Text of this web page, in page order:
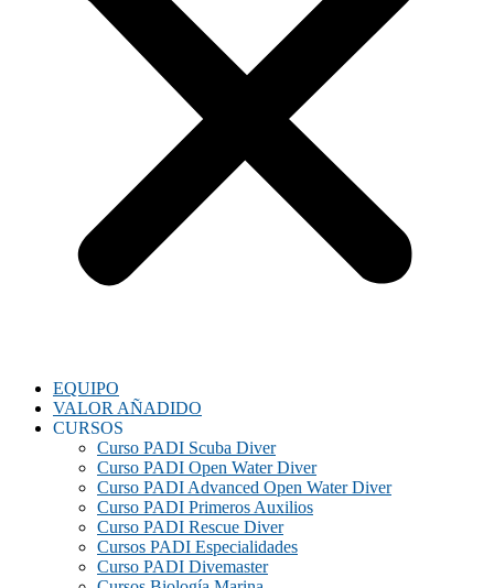
EQUIPO
VALOR AÑADIDO
CURSOS
Curso PADI Scuba Diver
Curso PADI Open Water Diver
Curso PADI Advanced Open Water Diver
Curso PADI Primeros Auxilios
Curso PADI Rescue Diver
Cursos PADI Especialidades
Curso PADI Divemaster